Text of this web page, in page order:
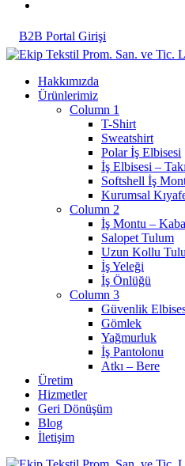
B2B Portal Girişi
Hakkımızda
Ürünlerimiz
Column 1
T-Shirt
Sweatshirt
Polar İş Elbisesi
İş Elbisesi –
Softshell İş
Kurumsal
Column 2
İş Montu –
Salopet Tulum
Uzun Kollu
İş Yeleği
İş Önlüğü
Column 3
Güvenlik
Gömlek
Yağmurluk
İş Pantolonu
Atkı – Bere
Üretim
Hizmetler
Geri Dönüşüm
Blog
İletişim